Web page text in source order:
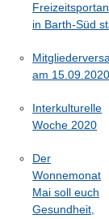
in Barth-Süd
am 15.09.2020
Interkulturelle
Woche 2020
Der
Wonnemonat
Mai soll euch
Gesundheit,